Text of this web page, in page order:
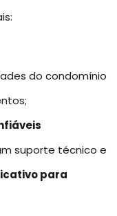
do condomínio
suporte técnico e
para